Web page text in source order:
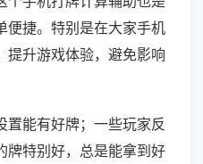
便捷。特别是在大家手机
提升游戏体验，避免影响
置能有好牌；一些玩家反
牌特别好，总是能拿到好